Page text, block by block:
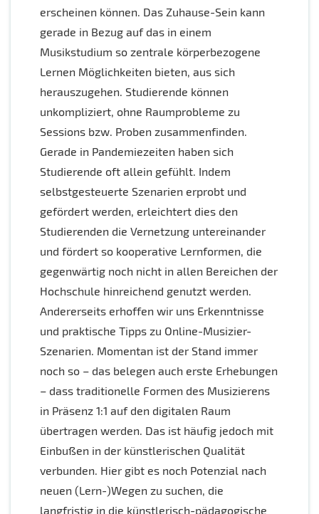
erscheinen können. Das Zuhause-Sein kann
gerade in Bezug auf das in einem
Musikstudium so zentrale körperbezogene
Lernen Möglichkeiten bieten, aus sich
herauszugehen. Studierende können
unkompliziert, ohne Raumprobleme zu
Sessions bzw. Proben zusammenfinden.
Gerade in Pandemiezeiten haben sich
Studierende oft allein gefühlt. Indem
selbstgesteuerte Szenarien erprobt und
gefördert werden, erleichtert dies den
Studierenden die Vernetzung untereinander
und fördert so kooperative Lernformen, die
gegenwärtig noch nicht in allen Bereichen der
Hochschule hinreichend genutzt werden.
Andererseits erhoffen wir uns Erkenntnisse
und praktische Tipps zu Online-Musizier-
Szenarien. Momentan ist der Stand immer
noch so – das belegen auch erste Erhebungen
– dass traditionelle Formen des Musizierens
in Präsenz 1:1 auf den digitalen Raum
übertragen werden. Das ist häufig jedoch mit
Einbußen in der künstlerischen Qualität
verbunden. Hier gibt es noch Potenzial nach
neuen (Lern-)Wegen zu suchen, die
langfristig in die künstlerisch-pädagogische